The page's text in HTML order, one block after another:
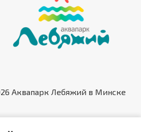
Аквапарк Лебяжий в Минске